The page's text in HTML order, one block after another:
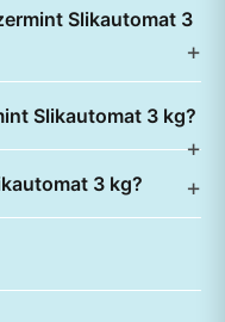
Slikautomat 3
Slikautomat 3 kg?
3 kg?